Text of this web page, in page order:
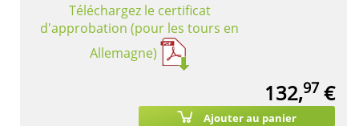
Téléchargez le certificat
d'approbation (pour les tours en
Allemagne)
132,97€
Ajouter au panier